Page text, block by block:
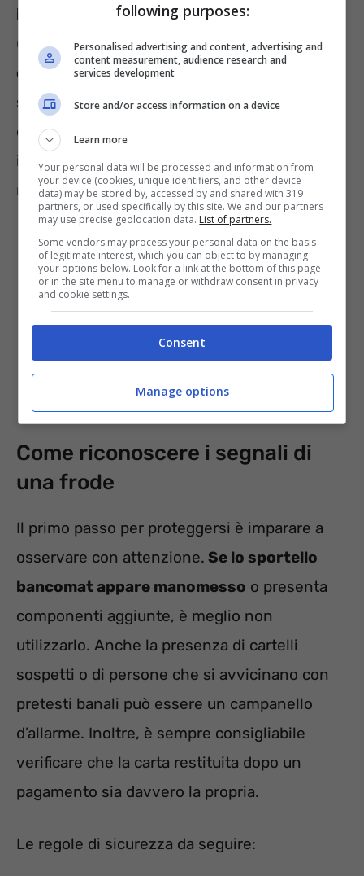
informazioni della carta; altre volte, durante
una transazione in un negozio, lacarta
originale viene sostituita con una copia
senza che la vittima se ne accorga. In
entrambi i casi, il risultato è lo stesso: perdita
improvvisa di denaro e grande difficoltà nel
recuperarlo.
Come riconoscere i segnali di
una frode
Il primo passo per proteggersi è imparare a
osservare con attenzione. Se lo sportello
bancomat appare manomesso o presenta
componenti aggiunte, è meglio non
utilizzarlo. Anche la presenza di cartelli
sospetti o di persone che si avvicinano con
pretesti banali può essere un campanello
d’allarme. Inoltre, è sempre consigliabile
verificare che la carta restituita dopo un
pagamento sia davvero la propria.
Le regole di sicurezza da seguire:
following purposes:
Personalised advertising and content, advertising and
content measurement, audience research and
services development
Store and/or access information on a device
Learn more
Your personal data will be processed and information from
your device (cookies, unique identifiers, and other device
data) may be stored by, accessed by and shared with 319
partners, or used specifically by this site. We and our partners
may use precise geolocation data. List of partners.
Some vendors may process your personal data on the basis
of legitimate interest, which you can object to by managing
your options below. Look for a link at the bottom of this page
or in the site menu to manage or withdraw consent in privacy
and cookie settings.
Consent
Manage options